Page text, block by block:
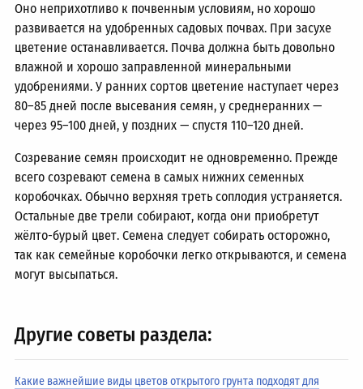
Оно неприхотливо к почвенным условиям, но хорошо
развивается на удобренных садовых почвах. При засухе
цветение останавливается. Почва должна быть довольно
влажной и хорошо заправленной минеральными
удобрениями. У ранних сортов цветение наступает через
80–85 дней после высевания семян, у среднеранних —
через95–100 дней, у поздних — спустя110–120 дней.
Созревание семян происходит не одновременно. Прежде
всего созревают семена в самых нижних семенных
коробочках. Обычно верхняя треть соплодия устраняется.
Остальные две трели собирают, когда они приобретут
жёлто-бурый цвет. Семена следует собирать осторожно,
так как семейные коробочки легко открываются, и семена
могут высыпаться.
Другие советы раздела:
Какие важнейшие виды цветов открытого грунта подходят для